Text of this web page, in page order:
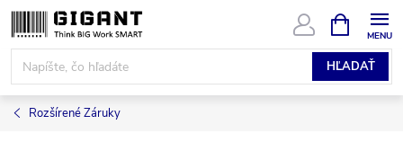
Prejsť
na
obsah
HĽADAŤ
KOŠÍK
Rozšírené Záruky